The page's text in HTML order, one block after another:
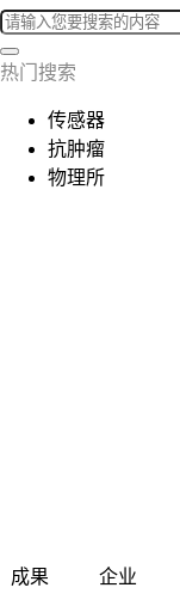
热门搜索
传感器
抗肿瘤
物理所
成果 企业